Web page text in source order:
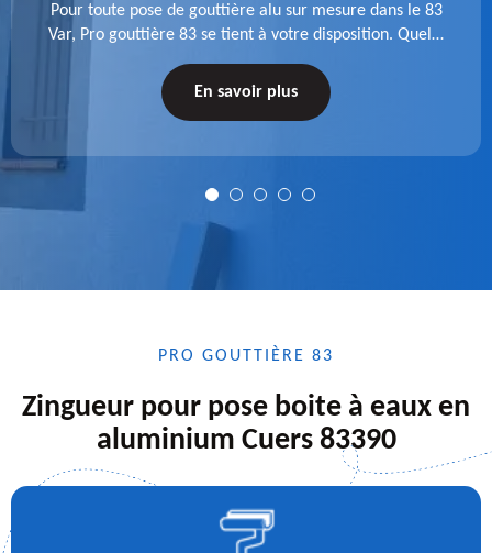
Pour toute pose de gouttière alu sur mesure dans le 83
Var, Pro gouttière 83 se tient à votre disposition. Quelle
nous confiance.
En savoir plus
PRO GOUTTIÈRE 83
Zingueur pour pose boite à eaux en
aluminium Cuers 83390